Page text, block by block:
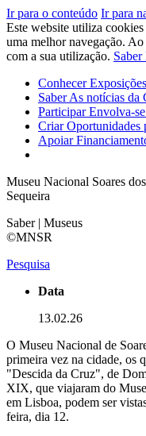
Ir para o conteúdo Ir para
Este website utiliza
uma melhor navegação.
com a sua utilização.
Conhecer
SaberAs notícias da
ParticiparEnvolva-
CriarOportunidades
Apoiar
Museu Nacional Soares
Sequeira
Saber | Museus
©MNSR
Pesquisa
Data
13.02.26
O Museu Nacional de
primeira vez na cidade, os
"Descida da Cruz", de
XIX, que viajaram do
em Lisboa, podem ser
feira, dia 12.